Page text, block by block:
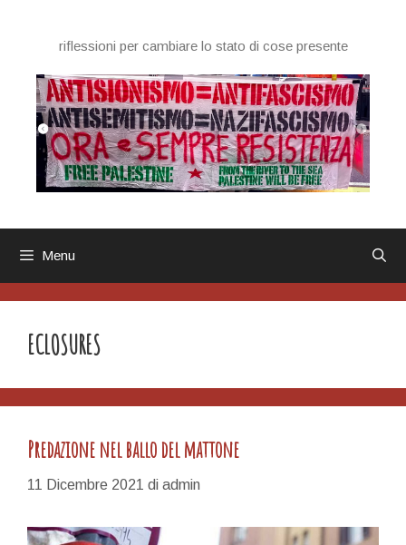
contenutoriflessioni per cambiare lo stato di cose presente
Menu
ECLOSURES
Predazione nel ballo del mattone
11 Dicembre 2021 di admin